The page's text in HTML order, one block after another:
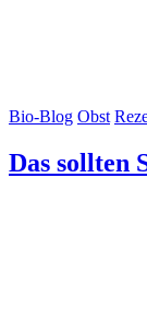
Bio-Blog Obst
Das sollten